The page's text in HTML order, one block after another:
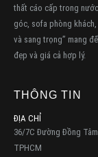
thất cáo cấp trong
góc, sofa phòng
và sang trọng” mang
đẹp và giá cả hợp lý.
THÔNG TIN
ĐỊA CHỈ
36/7C Đường Đồng
TPHCM